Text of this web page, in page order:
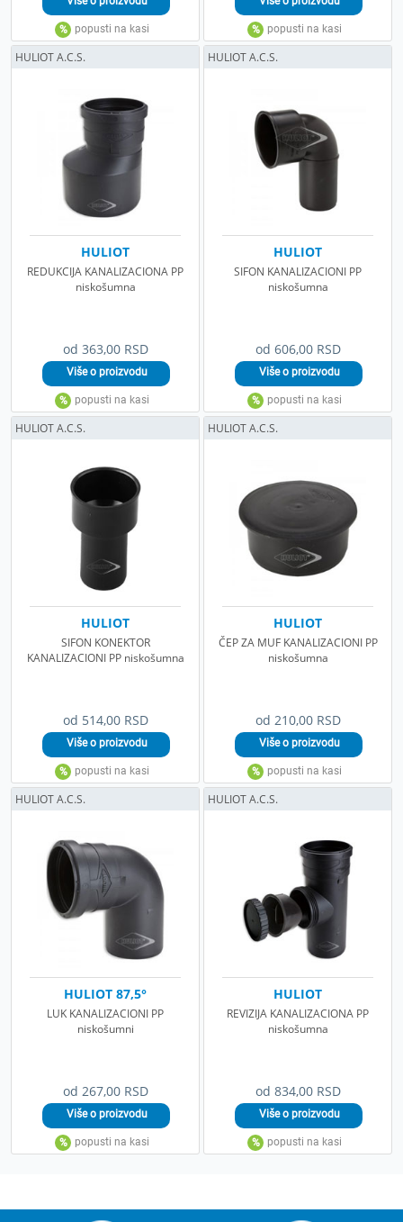
od 363,00 RSD
HULIOT
REDUKCIJA KANALIZACIONA PP
niskošumna
HULIOT A.C.S.
od 606,00 RSD
HULIOT
SIFON KANALIZACIONI PP
niskošumna
HULIOT A.C.S.
od 514,00 RSD
HULIOT
SIFON KONEKTOR
KANALIZACIONI PP niskošumna
HULIOT A.C.S.
od 210,00 RSD
HULIOT
ČEP ZA MUF KANALIZACIONI PP
niskošumna
HULIOT A.C.S.
od 267,00 RSD
HULIOT 87,5°
LUK KANALIZACIONI PP
niskošumni
HULIOT A.C.S.
od 834,00 RSD
HULIOT
REVIZIJA KANALIZACIONA PP
niskošumna
HULIOT A.C.S.